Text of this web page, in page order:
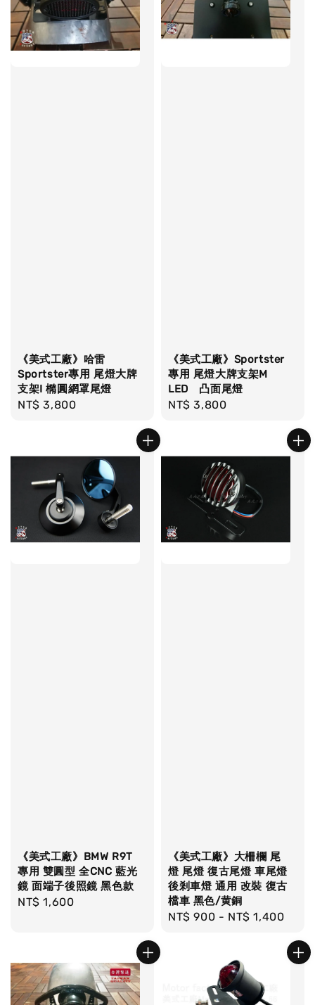
《美式工廠》哈雷
Sportster專用 尾燈大牌
支架I 橢圓網罩尾燈
Regular
NT$ 3,800
《美式工廠》Sportster
專用 尾燈大牌支架M
LED 凸面尾燈
Regular
NT$ 3,800
《美式工廠》BMW R9T
專用 雙圓型 全CNC 藍光
鏡 面端子後照鏡 黑色款
Regular
NT$ 1,600
《美式工廠》大柵欄 尾
燈 尾燈 復古尾燈 車尾燈
後剎車燈 通用 改裝 復古
檔車 黑色/黄銅
Regular
NT$ 900 - NT$ 1,400